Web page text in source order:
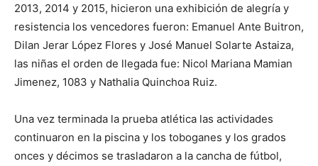
2013, 2014 y 2015, hicieron una exhibición de alegría y
resistencia los vencedores fueron: Emanuel Ante Buitron,
Dilan Jerar López Flores y José Manuel Solarte Astaiza,
las niñas el orden de llegada fue: Nicol Mariana Mamian
Jimenez, 1083 y Nathalia Quinchoa Ruiz.
Una vez terminada la prueba atlética las actividades
continuaron en la piscina y los toboganes y los grados
onces y décimos se trasladaron a la cancha de fútbol,